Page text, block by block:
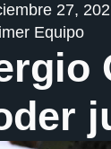
27,
Equipo